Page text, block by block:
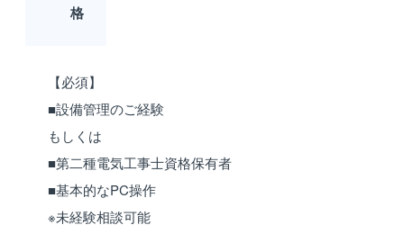
格
【必須】
■設備管理のご経験
もしくは
■第二種電気工事士資格保有者
■基本的なPC操作
※未経験相談可能